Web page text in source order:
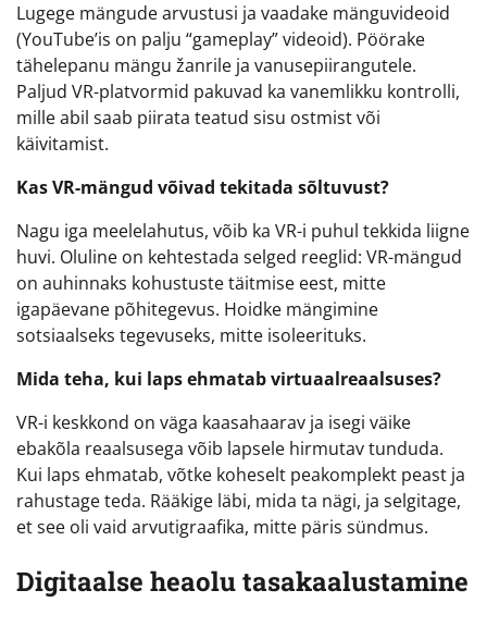
Lugege mängude arvustusi ja vaadake mänguvideoid
(YouTube’is on palju “gameplay” videoid). Pöörake
tähelepanu mängu žanrile ja vanusepiirangutele.
Paljud VR-platvormid pakuvad ka vanemlikku kontrolli,
mille abil saab piirata teatud sisu ostmist või
käivitamist.
Kas VR-mängud võivad tekitada sõltuvust?
Nagu iga meelelahutus, võib ka VR-i puhul tekkida liigne
huvi. Oluline on kehtestada selged reeglid: VR-mängud
on auhinnaks kohustuste täitmise eest, mitte
igapäevane põhitegevus. Hoidke mängimine
sotsiaalseks tegevuseks, mitte isoleerituks.
Mida teha, kui laps ehmatab virtuaalreaalsuses?
VR-i keskkond on väga kaasahaarav ja isegi väike
ebakõla reaalsusega võib lapsele hirmutav tunduda.
Kui laps ehmatab, võtke koheselt peakomplekt peast ja
rahustage teda. Rääkige läbi, mida ta nägi, ja selgitage,
et see oli vaid arvutigraafika, mitte päris sündmus.
Digitaalse heaolu tasakaalustamine